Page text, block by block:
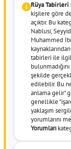
Rüya
kişilere göre
açıktır. Bu
Nablusi,
Muhammed
tabirleri ile
şekilde
edilebilir. Bu
anlama gelir"
genellikle
yaklaşım
yorumlarını
Yorumları